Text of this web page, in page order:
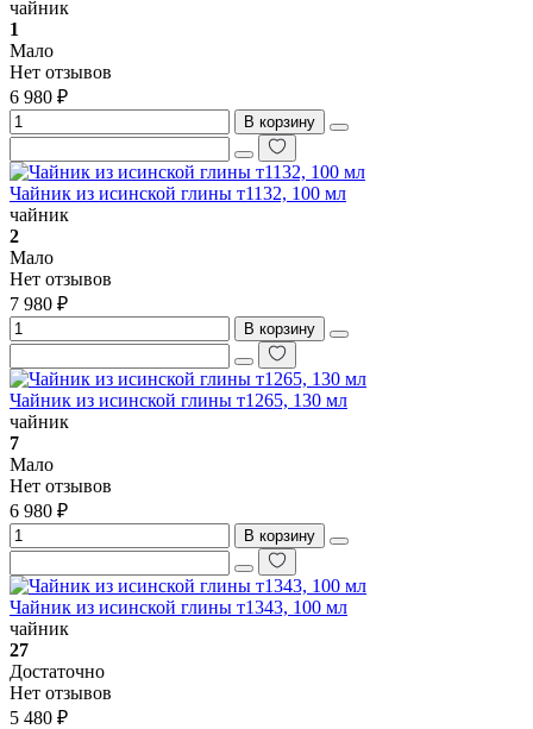
чайник
1
Мало
Нет отзывов
6 980 ₽
В корзину
Чайник из исинской глины т1132, 100 мл
чайник
2
Мало
Нет отзывов
7 980 ₽
В корзину
Чайник из исинской глины т1265, 130 мл
чайник
7
Мало
Нет отзывов
6 980 ₽
В корзину
Чайник из исинской глины т1343, 100 мл
чайник
27
Достаточно
Нет отзывов
5 480 ₽